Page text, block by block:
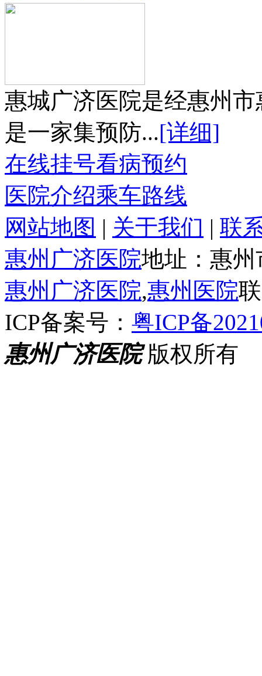
惠城广济医院是经惠州
是一家集预防...[详细]
在线挂号看病预约
医院介绍乘车路线
网站地图 | 关于我们 | 联
惠州广济医院地址：惠
惠州广济医院,惠州医院
ICP备案号： 粤ICP备
惠州广济医院版权所有